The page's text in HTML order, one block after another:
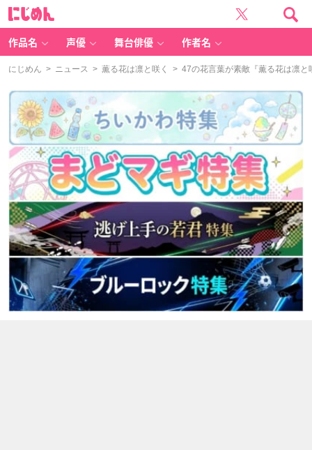
作品名 声優 舞台俳優 作者名
にじめん > ニュース > 薫る花は凛と咲く > 47の花言葉が素敵『薫る花は凛と